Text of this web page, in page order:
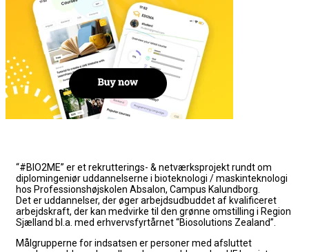
“#BIO2ME” er et rekrutterings- & netværksprojekt rundt om
diplomingeniør uddannelserne i bioteknologi / maskinteknologi
hos Professionshøjskolen Absalon, Campus Kalundborg.
Det er uddannelser, der øger arbejdsudbuddet af kvalificeret
arbejdskraft, der kan medvirke til den grønne omstilling i Region
Sjælland bl.a. med erhvervsfyrtårnet “Biosolutions Zealand”.
Målgrupperne for indsatsen er personer med afsluttet